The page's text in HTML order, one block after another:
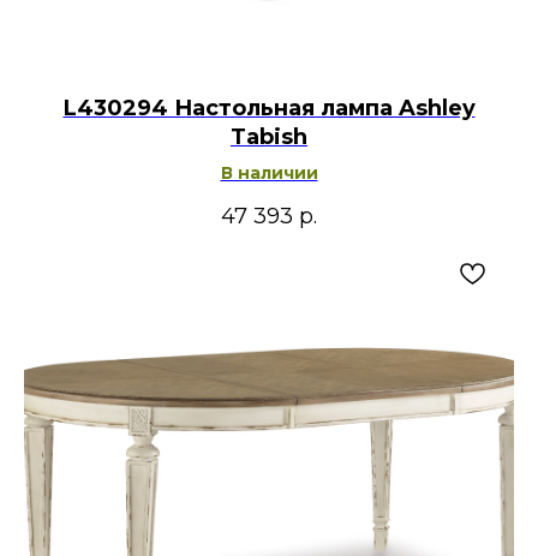
L430294 Настольная лампа Ashley
Tabish
В наличии
47 393 р.